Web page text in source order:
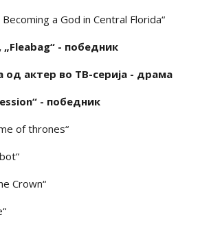
a God in Central Florida“
- победник
од актер во ТВ-серија - драма
- победник
of thrones“
Crown“